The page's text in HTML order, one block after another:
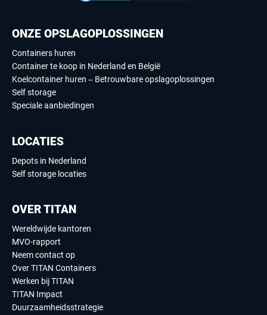
ONZE OPSLAGOPLOSSINGEN
Containers huren
Container te koop in Nederland en België
Koelcontainer huren – Betrouwbare opslagoplossingen
Self storage
Speciale aanbiedingen
LOCATIES
Depots in Nederland
Self storage locaties
OVER TITAN
Wereldwijde kantoren
MVO-rapport
Neem contact op
Over TITAN Containers
Werken bij TITAN
TITAN Impact
Duurzaamheidsstrategie